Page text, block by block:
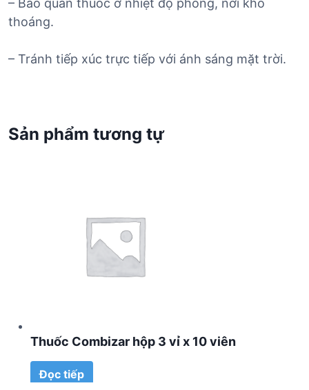
– Bảo quản thuốc ở nhiệt độ phòng, nơi khô
thoáng.
– Tránh tiếp xúc trực tiếp với ánh sáng mặt trời.
Sản phẩm tương tự
Thuốc Combizar hộp 3 vỉ x 10 viên
Đọc tiếp